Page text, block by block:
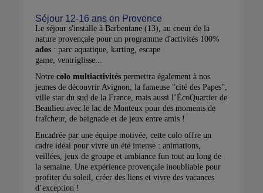
Séjour 12-16 ans en Provence
Le séjour s'installe à Barbentane (13), au coeur de la
nature provençale pour un programme d'activités 100%
ados : parc aquatique, karting, escape
game, ventriglisse...
Notre colo multiactivités permettra également à nos
jeunes de découvrir Avignon, la fameuse "cité des Papes",
ville star du sud de la France, mais aussi l’ÉcoQuartier de
Beaulieu avec le lac de Monteux pour des moments de
fraîcheur, de baignade et de jeux entre amis !
Encadrée par une équipe motivée, cette colo offre un
cadre idéal pour vivre un été intense : animations,
veillées, jeux de groupe et ambiance fun tout au long de
la semaine. Une expérience provençale inoubliable pour
profiter du soleil, créer des liens et vivre des vacances
d’exception !